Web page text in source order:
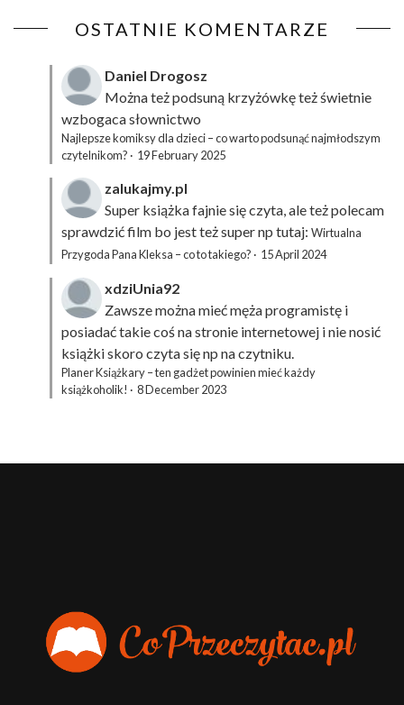
OSTATNIE KOMENTARZE
Daniel Drogosz
Można też podsuną krzyżówkęteż świetnie
wzbogaca słownictwo
Najlepsze komiksy dla dzieci – co warto podsunąć najmłodszym
czytelnikom? · 19 February 2025
zalukajmy.pl
Super książka fajnie się czyta, ale też polecam
sprawdzić film bo jest też super np tutaj: Wirtualna
Przygoda Pana Kleksa – co to takiego? · 15 April 2024
xdziUnia92
Zawsze można mieć męża programistę i
posiadać takie coś na stronie internetowej i nie nosić
książki skoro czyta się np na czytniku.
Planer Książkary – ten gadżet powinien mieć każdy
książkoholik! · 8 December 2023